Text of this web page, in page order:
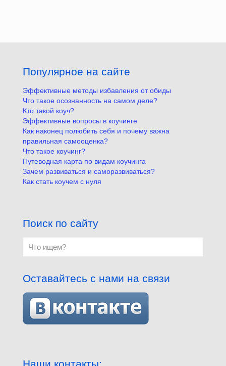
Популярное на сайте
Эффективные методы избавления от обиды
Что такое осознанность на самом деле?
Кто такой коуч?
Эффективные вопросы в коучинге
Как наконец полюбить себя и почему важна
правильная самооценка?
Что такое коучинг?
Путеводная карта по видам коучинга
Зачем развиваться и саморазвиваться?
Как стать коучем с нуля
Поиск по сайту
Оставайтесь с нами на связи